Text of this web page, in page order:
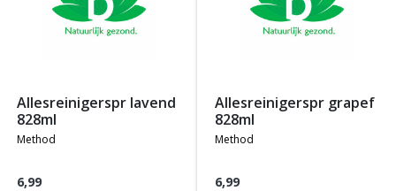
allesreinigerspr lavend
828ml
method
6,99
allesreinigerspr grapef
828ml
method
6,99